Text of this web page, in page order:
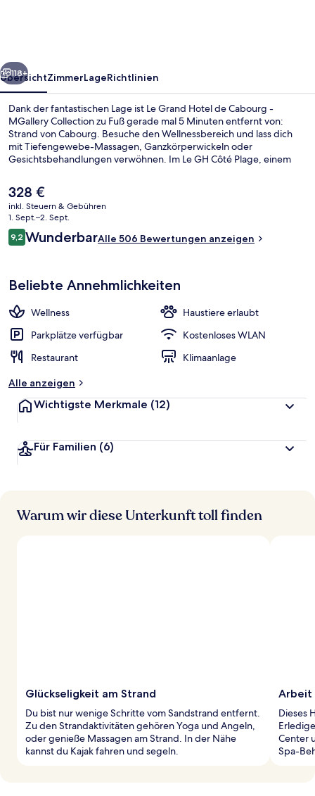
MGallery
Collection
Weiter
118+
ÜbersichtZimmerLageRichtlinien
Dank der fantastischen Lage ist Le Grand Hotel de Cabourg -
MGallery Collection zu Fuß gerade mal 5 Minuten entfernt von:
Strand von Cabourg. Besuche den Wellnessbereich und lass dich
mit Tiefengewebe-Massagen, Ganzkörperwickeln oder
Gesichtsbehandlungen verwöhnen. Im Le GH Côté Plage, einem
weitere Highlights bietet dieses Hotel im luxuriösen Stil 2
Bars/Lounges, eine Strandbar und eine Sauna. Andere Reisende
lieben das hilfsbereite Personal.
Der
aktuelle
Preis
beträgt
328 €.
328 €
inkl. Steuern & Gebühren
1. Sept.–2. Sept.
Bewertungen
9,29,2 von 10.
WunderbarAlle 506 Bewertungen anzeigen
Beliebte Annehmlichkeiten
Wellness
Haustiere erlaubt
Parkplätze verfügbar
Kostenloses WLAN
Restaurant
Klimaanlage
Alle anzeigen
Wichtigste Merkmale (12)
Für Familien (6)
Warum wir diese Unterkunft toll finden
Glückseligkeit am Strand
Du bist nur wenige Schritte vom Sandstrand entfernt.
Zu den Strandaktivitäten gehören Yoga und Angeln,
oder genieße Massagen am Strand. In der Nähe
kannst du Kajak fahren und segeln.
Arbeit
Dieses
Center
Spa-